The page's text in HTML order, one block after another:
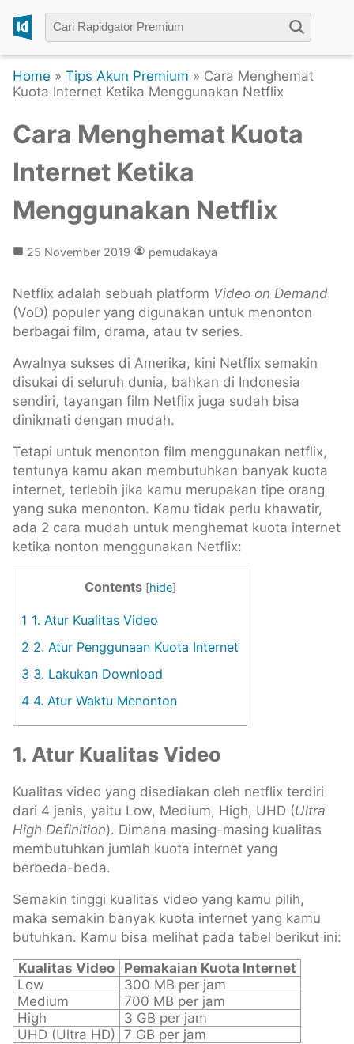
Home » Tips Akun Premium » Cara Menghemat
Kuota Internet Ketika Menggunakan Netflix
Cara Menghemat Kuota
Internet Ketika
Menggunakan Netflix
25 November 2019 pemudakaya
Netflix adalah sebuah platform Video on Demand
(VoD) populer yang digunakan untuk menonton
berbagai film, drama, atau tv series.
Awalnya sukses di Amerika, kini Netflix semakin
disukai di seluruh dunia, bahkan di Indonesia
sendiri, tayangan film Netflix juga sudah bisa
dinikmati dengan mudah.
Tetapi untuk menonton film menggunakan netflix,
tentunya kamu akan membutuhkan banyak kuota
internet, terlebih jika kamu merupakan tipe orang
yang suka menonton. Kamu tidak perlu khawatir,
ada 2 cara mudah untuk menghemat kuota internet
ketika nonton menggunakan Netflix:
Contents [hide]
1 1. Atur Kualitas Video
2 2. Atur Penggunaan Kuota Internet
3 3. Lakukan Download
4 4. Atur Waktu Menonton
1. Atur Kualitas Video
Kualitas video yang disediakan oleh netflix terdiri
dari 4 jenis, yaitu Low, Medium, High, UHD (Ultra
High Definition). Dimana masing-masing kualitas
membutuhkan jumlah kuota internet yang
berbeda-beda.
Semakin tinggi kualitas video yang kamu pilih,
maka semakin banyak kuota internet yang kamu
butuhkan. Kamu bisa melihat pada tabel berikut ini:
Kualitas Video
Pemakaian Kuota Internet
Low
300 MB per jam
Medium
700 MB per jam
High
3 GB per jam
UHD (Ultra HD) 7 GB per jam